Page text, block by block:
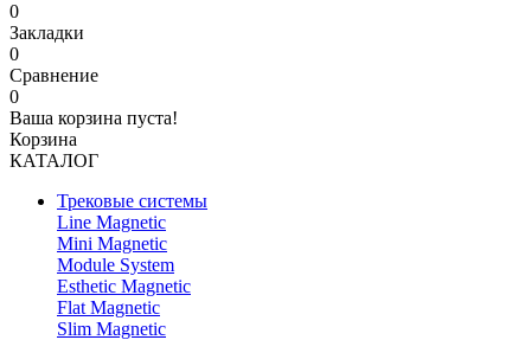
0
Закладки
0
Сравнение
0
Ваша корзина пуста!
Корзина
КАТАЛОГ
Трековые системы
Line Magnetic
Mini Magnetic
Module System
Esthetic Magnetic
Flat Magnetic
Slim Magnetic